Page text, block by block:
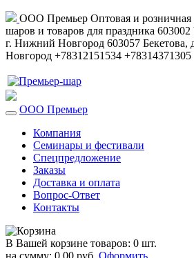
ООО Премьер Оптовая и
шаров и товаров для праздника 603002
г. Нижний Новгород 603057 Бекетова,
Новгород +78312151534 +78314371305
ООО Премьер
Компания
Семинары и фестивали
Спецпредложение
Заказы
Доставка и оплата
Вопрос-Ответ
Контакты
В Вашей корзине товаров: 0 шт.
на сумму: 0,00 руб. Оформить